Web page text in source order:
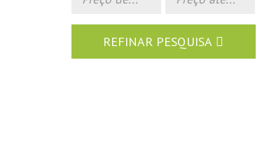
REFINAR PESQUISA